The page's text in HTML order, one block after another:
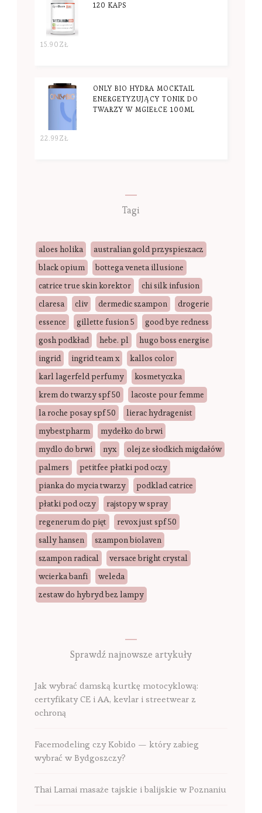
120 KAPS
15.90 ZŁ
ONLY BIO HYDRA MOCKTAIL
ENERGETYZUJĄCY TONIK DO
TWARZY W MGIEŁCE 100ML
22.99 ZŁ
Tagi
aloes holika
australian gold przyspieszacz
black opium
bottega veneta illusione
catrice true skin korektor
chi silk infusion
claresa
cliv dermedic szampon
drogerie
essence
gillette fusion 5
good bye redness
gosh podkład
hebe. pl
hugo boss energise
ingrid
ingrid team x
kallos color
karl lagerfeld perfumy
kosmetyczka
krem do twarzy spf 50
lacoste pour femme
la roche posay spf 50
lierac hydragenist
mybestpharm
mydełko do brwi
mydlo do brwi
nyx
olej ze słodkich migdałów
palmers
petitfee płatki pod oczy
pianka do mycia twarzy
podklad catrice
płatki pod oczy
rajstopy w spray
regenerum do pięt
revox just spf 50
sally hansen
szampon biolaven
szampon radical
versace bright crystal
wcierka banfi
weleda
zestaw do hybryd bez lampy
Sprawdź najnowsze artykuły
Jak wybrać damską kurtkę motocyklową:
certyfikaty CE i AA, kevlar i streetwear z
ochroną
Facemodeling czy Kobido — który zabieg
wybrać w Bydgoszczy?
Thai Lamai masaże tajskie i balijskie w Poznaniu